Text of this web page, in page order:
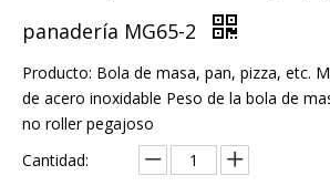
panadería MG65-2
Producto: Bola de masa, pan, pizza, etc.
de acero inoxidable Peso de la bola de
no roller pegajoso
Cantidad: